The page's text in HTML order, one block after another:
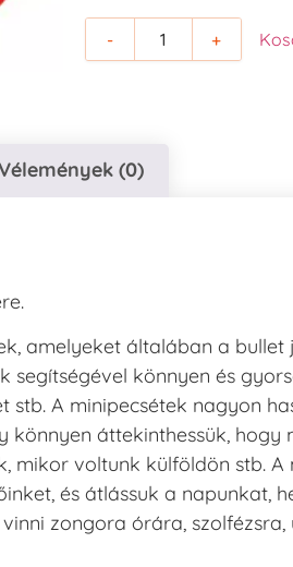
- +
(0)
amelyeket általában a
segítségével könnyen és
A minipecsétek nagyon
könnyen áttekinthessük,
mikor voltunk külföldön stb.
és átlássuk a napunkat,
zongora órára, szolfézsra,